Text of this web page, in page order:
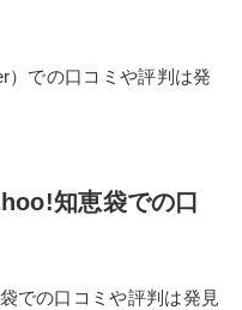
での口コミや評判は発
知恵袋での口
での口コミや評判は発見